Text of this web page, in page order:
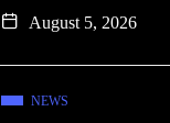
August 5, 2026
NEWS